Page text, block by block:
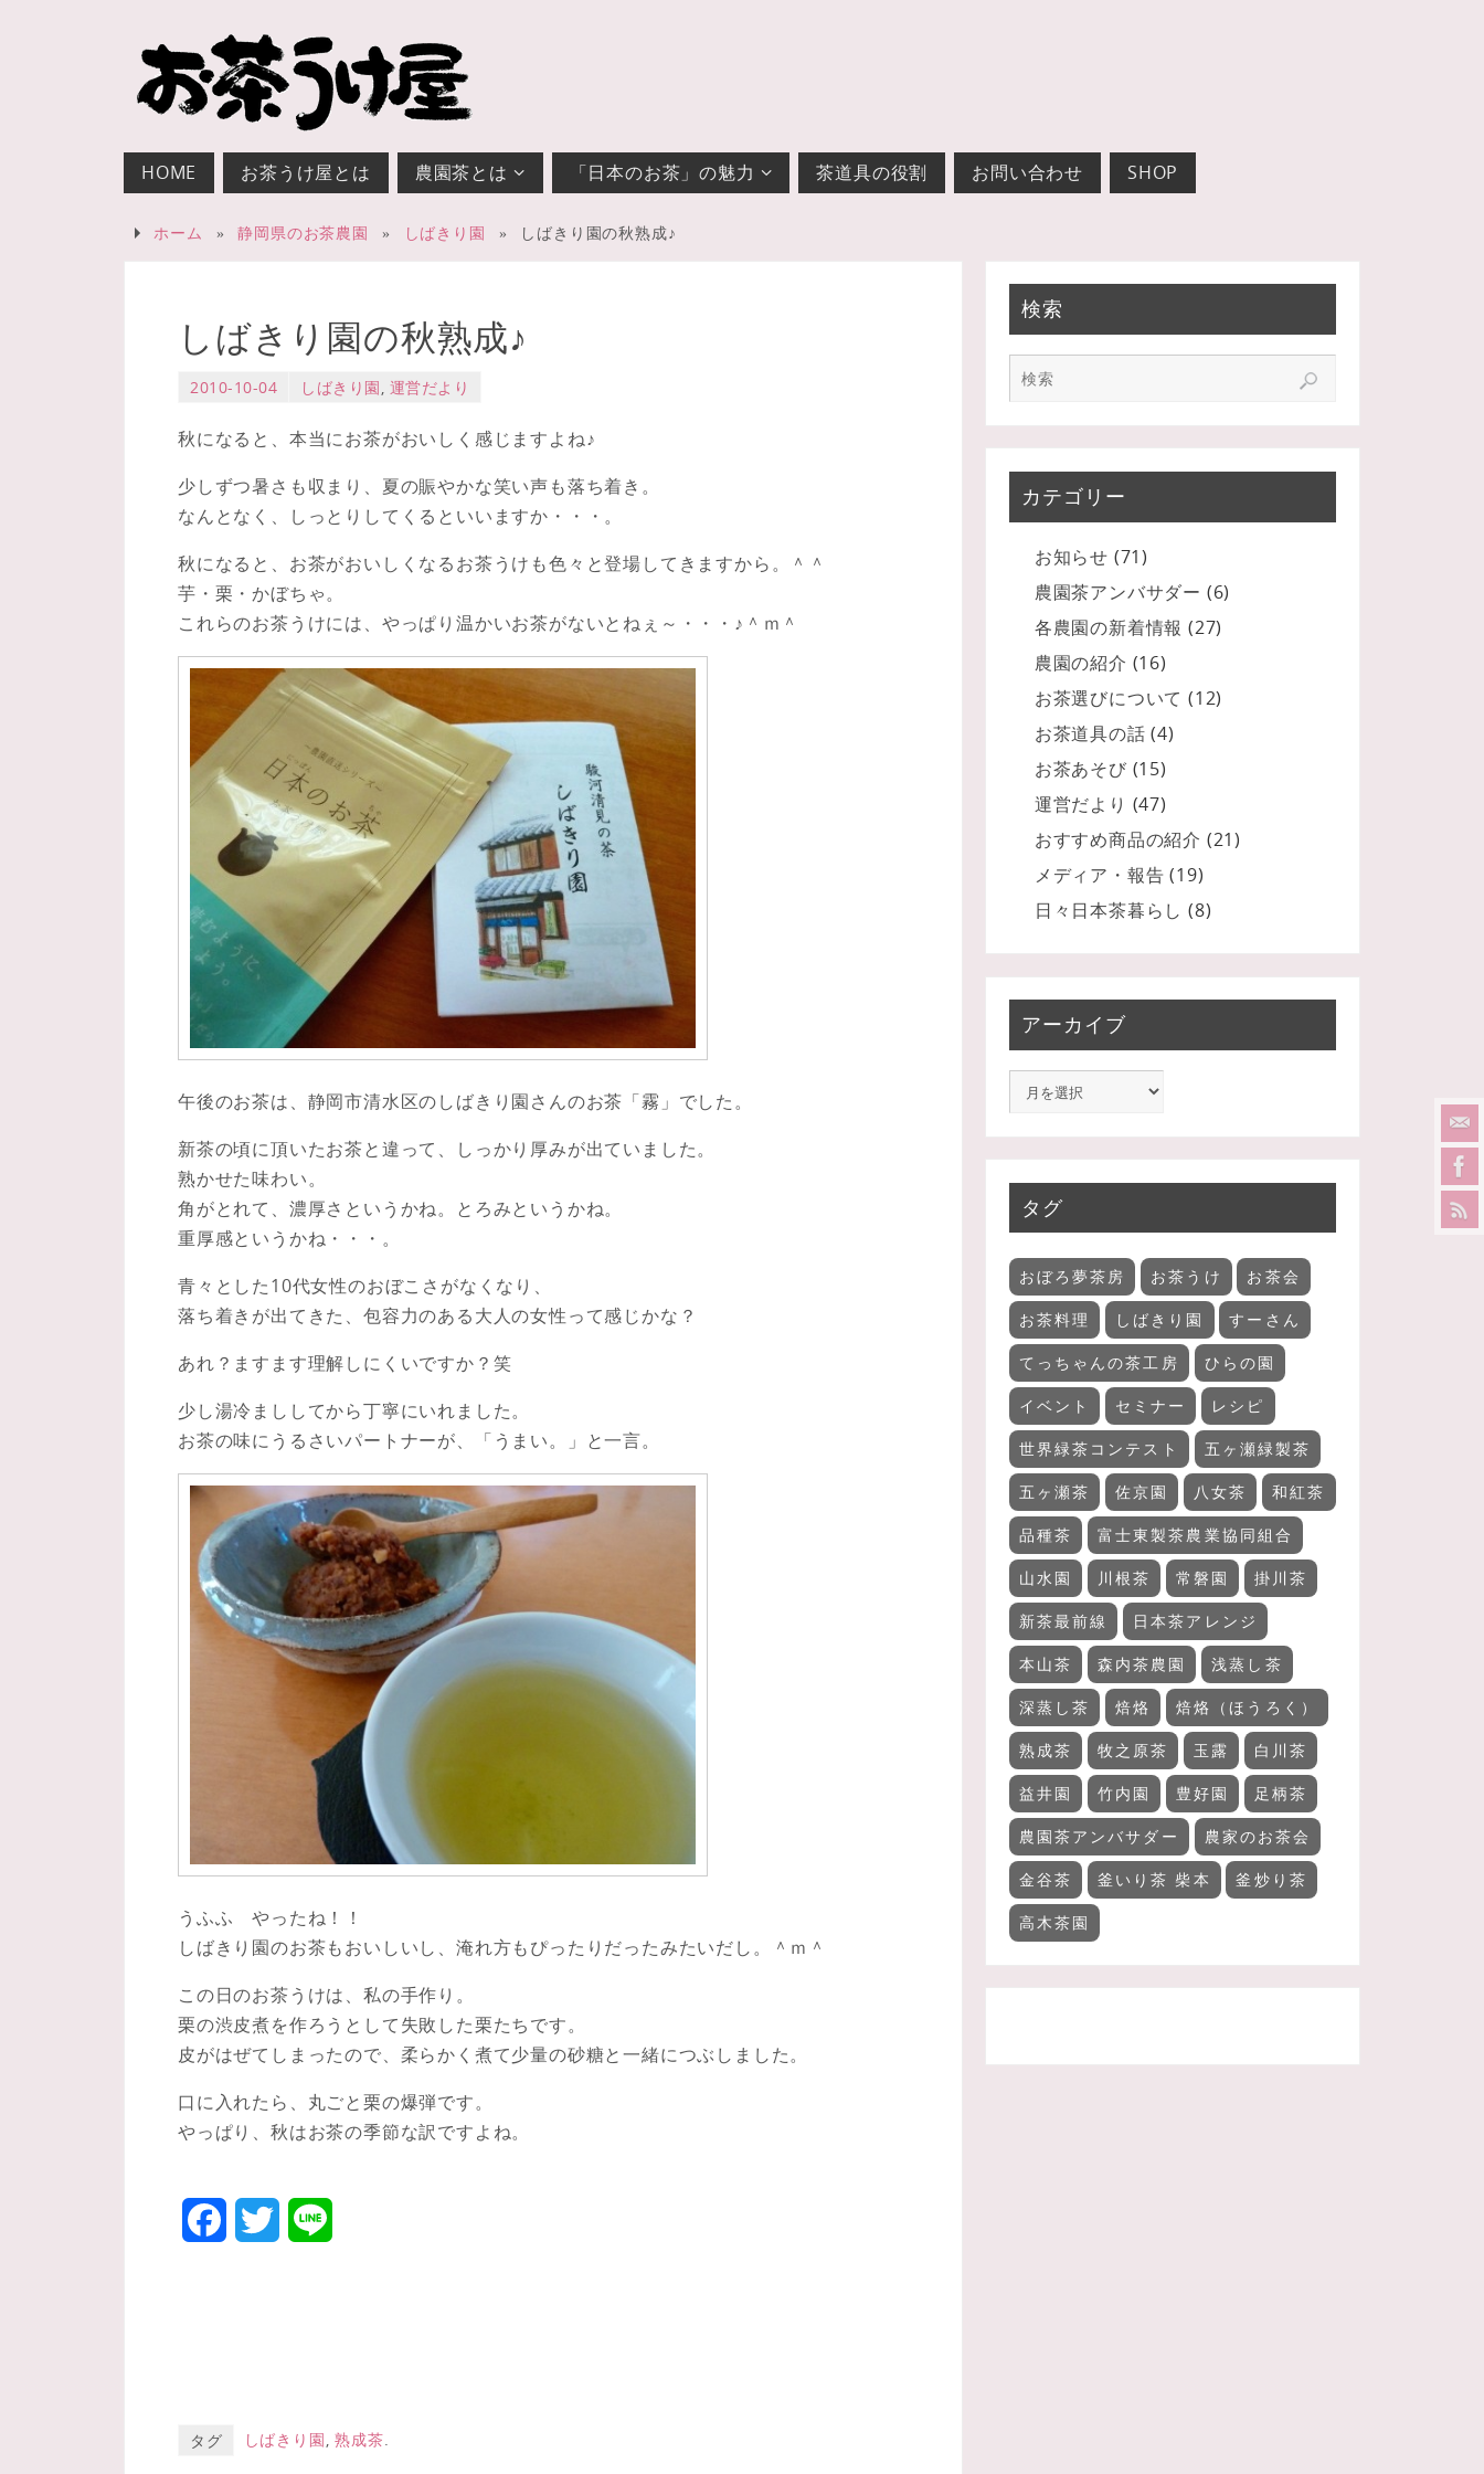
HOME お茶うけ屋とは 農園茶とは 「日本のお茶」の魅力 茶道具の役割 お問い合わせ SHOP
ホーム » 静岡県のお茶農園 » しばきり園 » しばきり園の秋熟成♪
しばきり園の秋熟成♪
2010-10-04 しばきり園 運営だより
秋になると、本当にお茶がおいしく感じますよね♪
少しずつ暑さも収まり、夏の賑やかな笑い声も落ち着き。
なんとなく、しっとりしてくるといいますか・・・。
秋になると、お茶がおいしくなるお茶うけも色々と登場してきますから。＾＾
芋・栗・かぼちゃ。
これらのお茶うけには、やっぱり温かいお茶がないとねぇ～・・・♪＾ｍ＾
午後のお茶は、静岡市清水区のしばきり園さんのお茶「霧」でした。
新茶の頃に頂いたお茶と違って、しっかり厚みが出ていました。
熟かせた味わい。
角がとれて、濃厚さというかね。とろみというかね。
重厚感というかね・・・。
青々とした10代女性のおぼこさがなくなり、
落ち着きが出てきた、包容力のある大人の女性って感じかな？
あれ？ますます理解しにくいですか？笑
少し湯冷まししてから丁寧にいれました。
お茶の味にうるさいパートナーが、「うまい。」と一言。
うふふ やったね！！
しばきり園のお茶もおいしいし、淹れ方もぴったりだったみたいだし。＾ｍ＾
この日のお茶うけは、私の手作り。
栗の渋皮煮を作ろうとして失敗した栗たちです。
皮がはぜてしまったので、柔らかく煮て少量の砂糖と一緒につぶしました。
口に入れたら、丸ごと栗の爆弾です。
やっぱり、秋はお茶の季節な訳ですよね。
e
タグ しばきり園,熟成茶.
検索
カテゴリー
お知らせ (71)
農園茶アンバサダー (6)
各農園の新着情報 (27)
農園の紹介 (16)
お茶選びについて (12)
お茶道具の話 (4)
お茶あそび (15)
運営だより (47)
おすすめ商品の紹介 (21)
メディア・報告 (19)
日々日本茶暮らし (8)
アーカイブ
タグ
おぼろ夢茶房 お茶うけ お茶会
お茶料理 しばきり園 すーさん
てっちゃんの茶工房 ひらの園
イベント セミナー レシピ
世界緑茶コンテスト 五ヶ瀬緑製茶
五ヶ瀬茶 佐京園 八女茶 和紅茶
品種茶 富士東製茶農業協同組合
山水園 川根茶 常磐園 掛川茶
新茶最前線 日本茶アレンジ
本山茶 森内茶農園 浅蒸し茶
深蒸し茶 焙烙 焙烙（ほうろく）
熟成茶 牧之原茶 玉露 白川茶
益井園 竹内園 豊好園 足柄茶
農園茶アンバサダー 農家のお茶会
金谷茶 釜いり茶 柴本 釜炒り茶
高木茶園